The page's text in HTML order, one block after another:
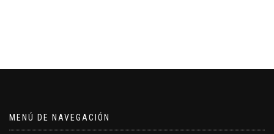
MENÚ DE NAVEGACIÓN